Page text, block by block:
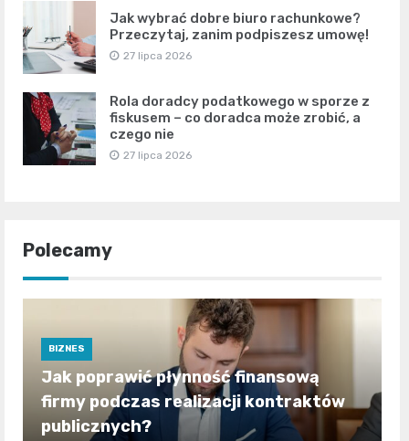
Jak wybrać dobre biuro rachunkowe?
Przeczytaj, zanim podpiszesz umowę!
27 lipca 2026
Rola doradcy podatkowego w sporze z
fiskusem – co doradca może zrobić, a
czego nie
27 lipca 2026
Polecamy
BIZNES
Jak poprawić płynność finansową
firmy podczas realizacji kontraktów
publicznych?